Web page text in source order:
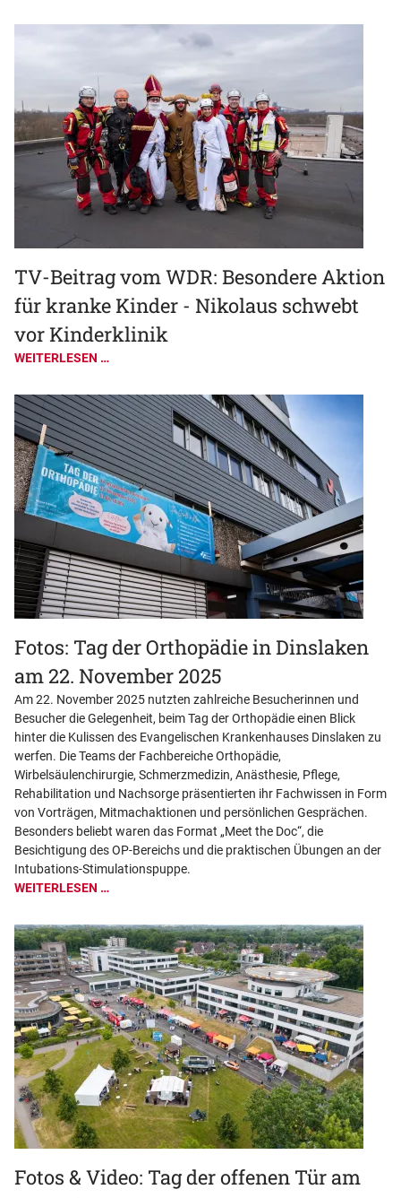
TV-Beitrag vom WDR: Besondere Aktion
für kranke Kinder - Nikolaus schwebt
vor Kinderklinik
WEITERLESEN …
Fotos: Tag der Orthopädie in Dinslaken
am 22. November 2025
Am 22. November 2025 nutzten zahlreiche Besucherinnen und
Besucher die Gelegenheit, beim Tag der Orthopädie einen Blick
hinter die Kulissen des Evangelischen Krankenhauses Dinslaken zu
werfen. Die Teams der Fachbereiche Orthopädie,
Wirbelsäulenchirurgie, Schmerzmedizin, Anästhesie, Pflege,
Rehabilitation und Nachsorge präsentierten ihr Fachwissen in Form
von Vorträgen, Mitmachaktionen und persönlichen Gesprächen.
Besonders beliebt waren das Format „Meet the Doc“, die
Besichtigung des OP-Bereichs und die praktischen Übungen an der
Intubations-Stimulationspuppe.
WEITERLESEN …
Fotos & Video: Tag der offenen Tür am